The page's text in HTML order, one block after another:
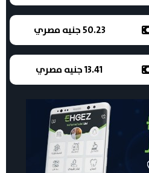
50.23 جنيه مصري
13.41 جنيه مصري